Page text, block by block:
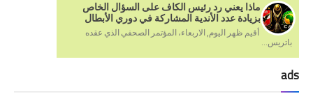
ماذا يعني رد رئيس الكاف على السؤال الخاص
بزيادة عدد الأندية المشاركة في دوري الأبطال
أقيم ظهر اليوم, الاربعاء، المؤتمر الصحفي الذي عقده
باتريس...
ads